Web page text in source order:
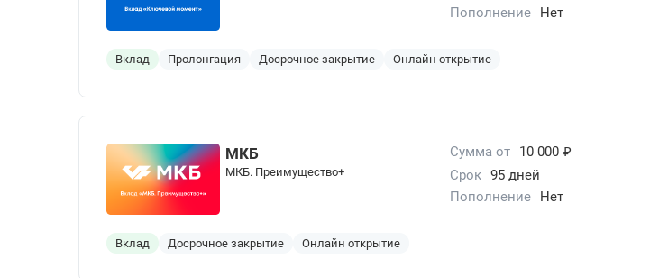
Пополнение
Нет
Вклад Пролонгация Досрочное закрытие Онлайн открытие
МКБ
МКБ. Преимущество+
Сумма от 10 000 ₽
Срок 95 дней
Пополнение
Нет
Вклад Досрочное закрытие Онлайн открытие